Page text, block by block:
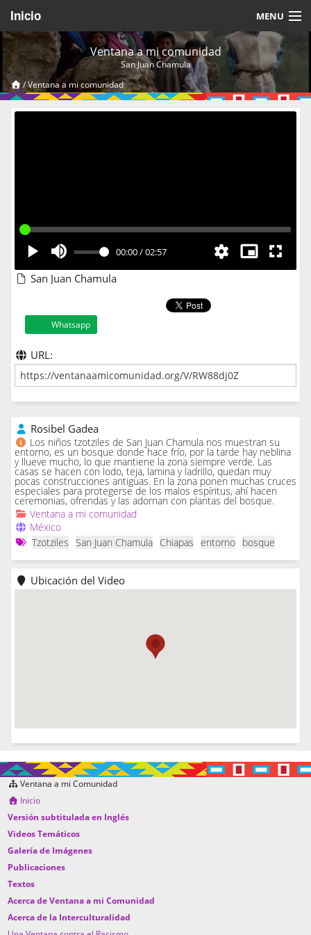
Inicio MENU
Acerca de
Videos Temáticos
Cerrar Sesión
Ventana a mi comunidad
San Juan Chamula
/Ventana a mi comunidad
00:00/02:57
San Juan Chamula
Whatsapp
URL:
Rosibel Gadea
Los niños tzotziles de San Juan Chamula nos muestran su
entorno, es un bosque donde hace frío, por la tarde hay neblina
y llueve mucho, lo que mantiene la zona siempre verde. Las
casas se hacen con lodo, teja, lamina y ladrillo, quedan muy
pocas construcciones antiguas. En la zona ponen muchas cruces
especiales para protegerse de los malos espíritus, ahí hacen
ceremonias, ofrendas y las adornan con plantas del bosque.
Ventana a mi comunidad
México
Tzotziles
San Juan Chamula Chiapas entorno bosque
Ubicación del Video
Ventana a mi Comunidad
Inicio
Versión subtitulada en Inglés
Videos Temáticos
Galería de Imágenes
Publicaciones
Textos
Acerca de Ventana a mi Comunidad
Acerca de la Interculturalidad